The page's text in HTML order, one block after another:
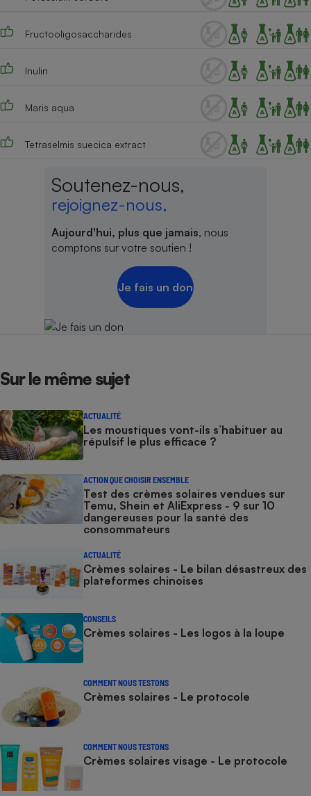
Fructooligosaccharides
Inulin
Maris aqua
Tetraselmis suecica extract
Soutenez-nous,
rejoignez-nous,
Aujourd'hui, plus que jamais, nous
comptons sur votre soutien !
Je fais un don
Sur le même sujet
ACTUALITÉ
Les moustiques vont-ils s’habituer au
répulsif le plus efficace ?
ACTION QUE CHOISIR ENSEMBLE
Test des crèmes solaires vendues sur
Temu, Shein et AliExpress - 9 sur 10
dangereuses pour la santé des
consommateurs
ACTUALITÉ
Crèmes solaires - Le bilan désastreux des
plateformes chinoises
CONSEILS
Crèmes solaires - Les logos à la loupe
COMMENT NOUS TESTONS
Crèmes solaires - Le protocole
COMMENT NOUS TESTONS
Crèmes solaires visage - Le protocole